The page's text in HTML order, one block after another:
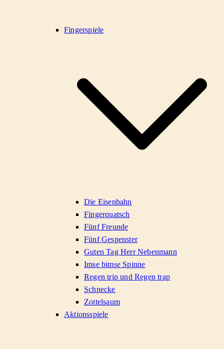
Fingerspiele
Die Eisenbahn
Fingerquatsch
Fünf Freunde
Fünf Gespenster
Guten Tag Herr Nebenmann
Imse bimse Spinne
Regen trip und Regen trap
Schnecke
Zottelsaum
Aktionsspiele